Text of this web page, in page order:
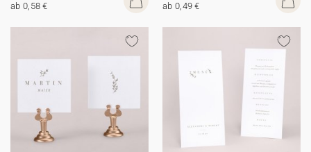
ab 0,58 €
ab 0,49 €